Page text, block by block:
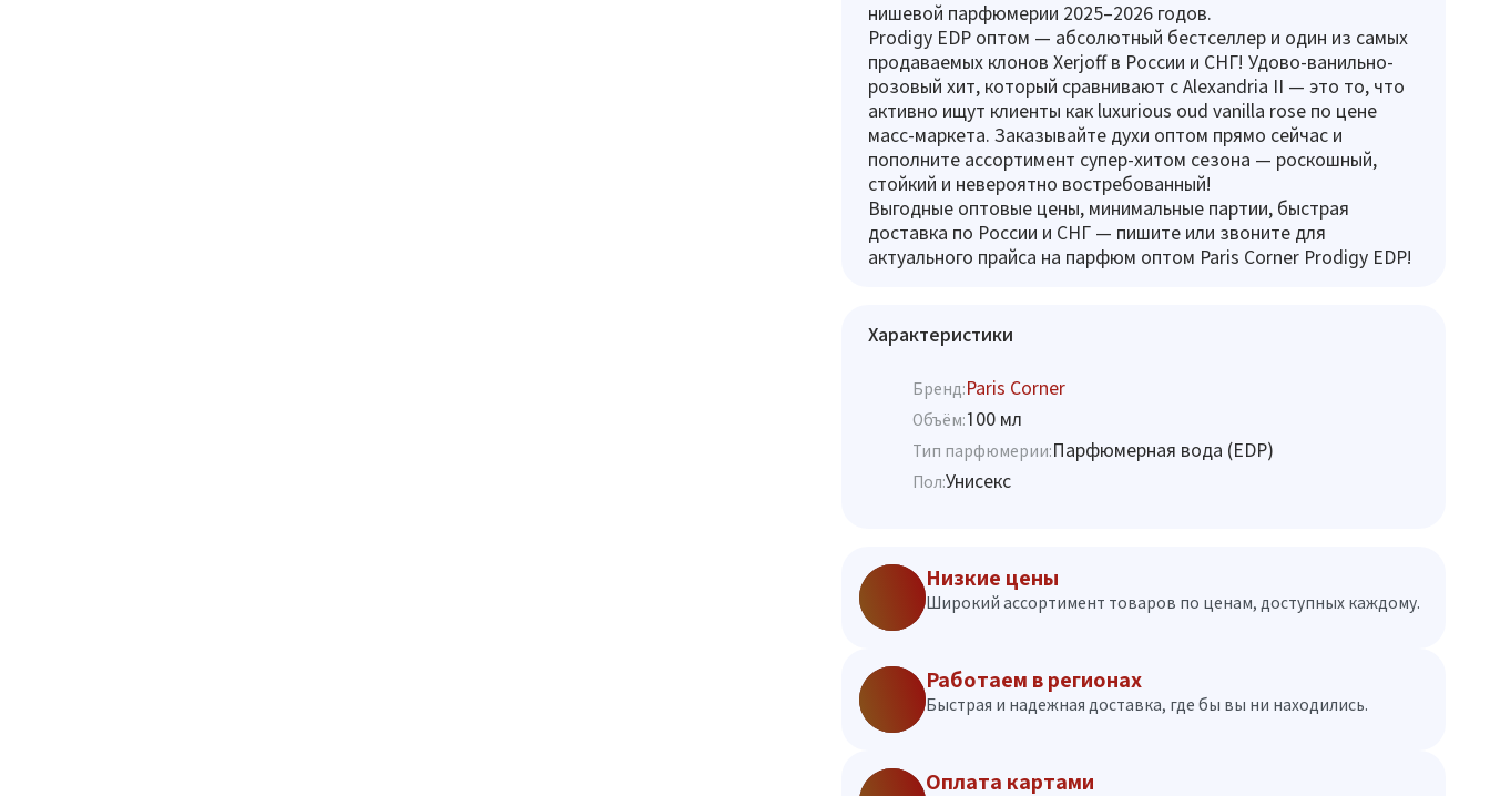
нишевой парфюмерии 2025–2026 годов.
Prodigy EDP оптом — абсолютный бестселлер и один из самых
продаваемых клонов Xerjoff в России и СНГ! Удово-ванильно-
розовый хит, который сравнивают с Alexandria II — это то, что
активно ищут клиенты как luxurious oud vanilla rose по цене
масс-маркета. Заказывайте духи оптом прямо сейчас и
пополните ассортимент супер-хитом сезона — роскошный,
стойкий и невероятно востребованный!
Выгодные оптовые цены, минимальные партии, быстрая
доставка по России и СНГ — пишите или звоните для
актуального прайса на парфюм оптом Paris Corner Prodigy EDP!
Характеристики
Бренд:Paris Corner
Объём:100 мл
Тип парфюмерии:Парфюмерная вода (EDP)
Пол:Унисекс
Низкие цены
Широкий ассортимент товаров по ценам, доступных каждому.
Работаем в регионах
Быстрая и надежная доставка, где бы вы ни находились.
Оплата картами